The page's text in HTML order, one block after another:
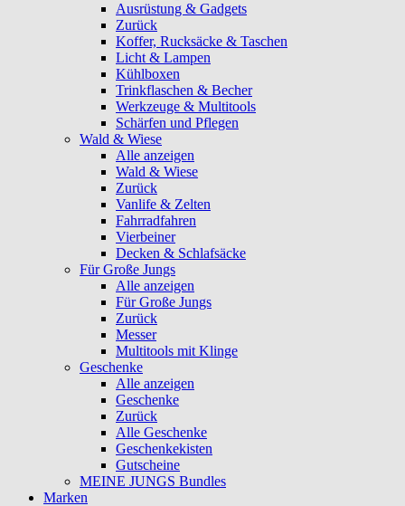
Ausrüstung & Gadgets
Zurück
Koffer, Rucksäcke & Taschen
Licht & Lampen
Kühlboxen
Trinkflaschen & Becher
Werkzeuge & Multitools
Schärfen und Pflegen
Wald & Wiese
Alle anzeigen
Wald & Wiese
Zurück
Vanlife & Zelten
Fahrradfahren
Vierbeiner
Decken & Schlafsäcke
Für Große Jungs
Alle anzeigen
Für Große Jungs
Zurück
Messer
Multitools mit Klinge
Geschenke
Alle anzeigen
Geschenke
Zurück
Alle Geschenke
Geschenkekisten
Gutscheine
MEINE JUNGS Bundles
Marken